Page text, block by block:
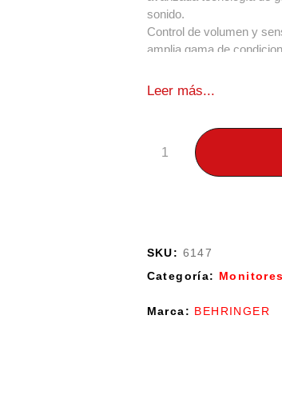
sonido.
Control de volumen y
amplia gama de
de fuentes de audio
XLR y TRS pueden
Leer más...
SKU: 6147
Categoría:
Marca: BEHRINGER